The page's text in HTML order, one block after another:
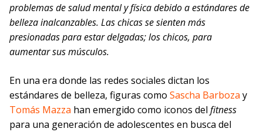
problemas de salud mental y física debido a estándares de
belleza inalcanzables. Las chicas se sienten más
presionadas para estar delgadas; los chicos, para
aumentar sus músculos.
En una era donde las redes sociales dictan los
estándares de belleza, figuras como Sascha Barboza y
Tomás Mazza han emergido como iconos del fitness
para una generación de adolescentes en busca del